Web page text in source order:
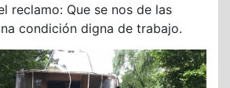
reclamo: Que se nos de las
condición digna de trabajo.